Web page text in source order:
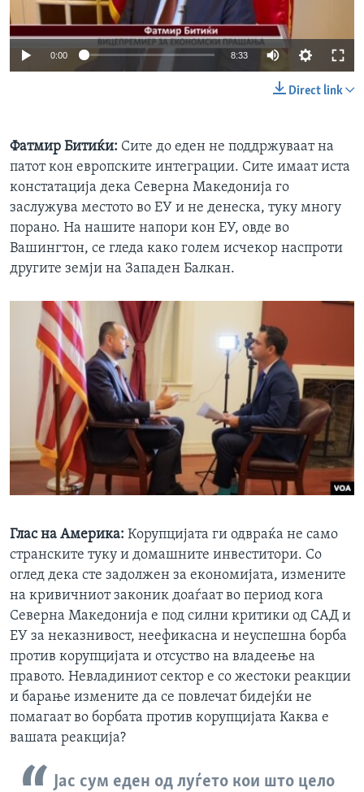
0:00 8:33
Direct link
Фатмир Битиќи: Сите до еден не поддржуваат на
патот кон европските интеграции. Сите имаат иста
констатација дека Северна Македонија го
заслужува местото во ЕУ и не денеска, туку многу
порано. На нашите напори кон ЕУ, овде во
Вашингтон, се гледа како голем исчекор наспроти
другите земји на Западен Балкан.
Глас на Америка: Корупцијата ги одвраќа не само
странските туку и домашните инвеститори. Со
оглед дека сте задолжен за економијата, измените
на кривичниот законик доаѓаат во период кога
Северна Македонија е под силни критики од САД и
ЕУ за неказнивост, неефикасна и неуспешна борба
против корупцијата и отсуство на владеење на
правото. Невладиниот сектор е со жестоки реакции
и барање измените да се повлечат бидејќи не
помагаат во борбата против корупцијата Каква е
вашата реакција?
Јас сум еден од луѓето кои што цело